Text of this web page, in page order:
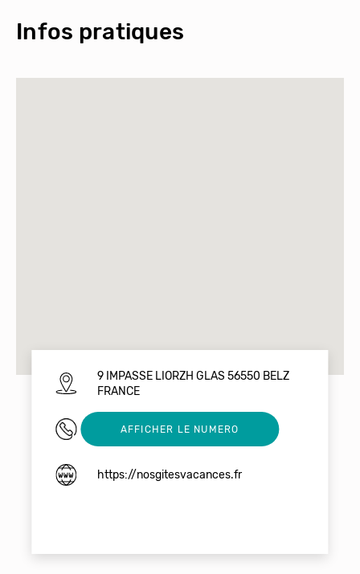
Infos pratiques
9 IMPASSE LIORZH GLAS 56550 BELZ
FRANCE
0621647360
AFFICHER LE NUMERO
https://nosgitesvacances.fr